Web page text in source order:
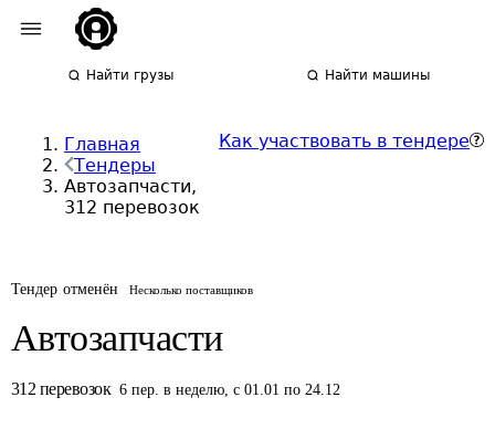
Найти грузы Найти машины
Главная
Тендеры
Автозапчасти,
312 перевозок
Как участвовать в тендере
Тендер отменён Несколько поставщиков
Автозапчасти
312 перевозок 6 пер. в неделю,с 01.01 по 24.12